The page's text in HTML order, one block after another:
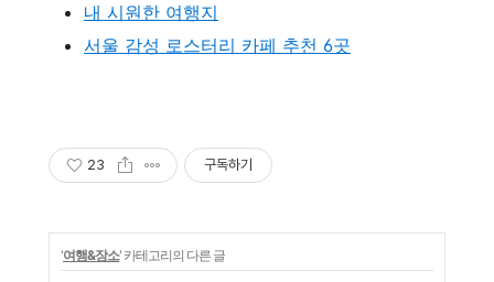
내 시원한 여행지
서울 감성 로스터리 카페 추천 6곳
23 구독하기
'여행&장소' 카테고리의 다른 글